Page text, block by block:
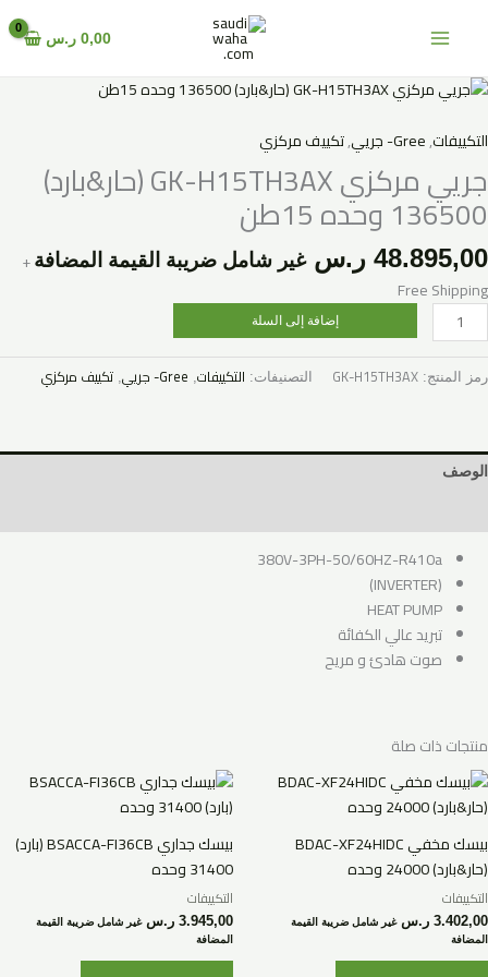
0,00 ر.س
التكييفات,Gree- جريي ,تكييف مركزي
جريي مركزي GK-H15TH3AX (حار&بارد)
136500 وحده 15طن
48.895,00 ر.س غير شامل ضريبة القيمة المضافة+
Free Shipping
كمية
مركزي
H15TH3AX
(حار&بارد)
وحده
15طن
إضافة إلى السلة
رمز المنتج: GK-H15TH3AX التصنيفات: التكييفات, Gree- جريي , تكييف مركزي
الوصف
380V-3PH-50/60HZ-R410a
(INVERTER)
HEAT PUMP
تبريد عالي الكفائة
صوت هادئ و مريح
منتجات ذات صلة
بيسك مخفي BDAC-XF24HIDC
(حار&بارد) 24000 وحده
التكييفات
3.402,00 ر.س غير شامل ضريبة القيمة
المضافة
بيسك جداري BSACCA-FI36CB (بارد)
31400 وحده
التكييفات
3.945,00 ر.س غير شامل ضريبة القيمة
المضافة